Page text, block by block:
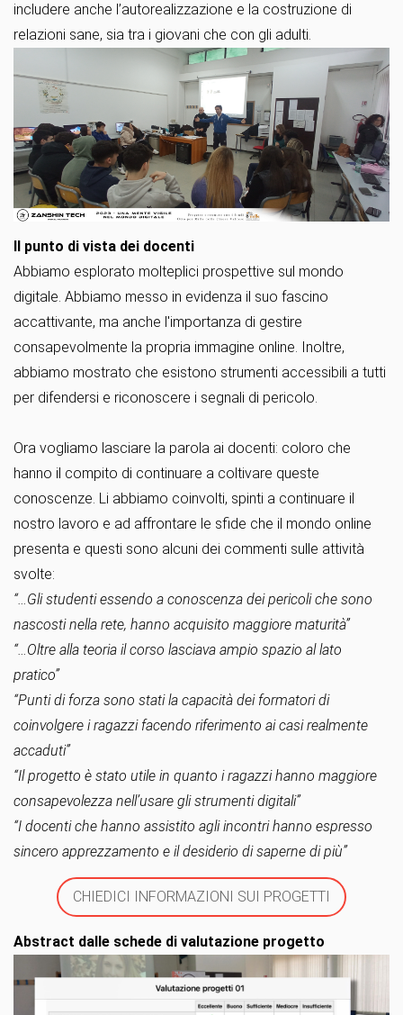
includere anche l’autorealizzazione e la costruzione di
relazioni sane, sia tra i giovani che con gli adulti.
Il punto di vista dei docenti
Abbiamo esplorato molteplici prospettive sul mondo
digitale. Abbiamo messo in evidenza il suo fascino
accattivante, ma anche l'importanza di gestire
consapevolmente la propria immagine online. Inoltre,
abbiamo mostrato che esistono strumenti accessibili a tutti
per difendersi e riconoscere i segnali di pericolo.
Ora vogliamo lasciare la parola ai docenti: coloro che
hanno il compito di continuare a coltivare queste
conoscenze. Li abbiamo coinvolti, spinti a continuare il
nostro lavoro e ad affrontare le sfide che il mondo online
presenta e questi sono alcuni dei commenti sulle attività
svolte:
“…Gli studenti essendo a conoscenza dei pericoli che sono
nascosti nella rete, hanno acquisito maggiore maturità”
“…Oltre alla teoria il corso lasciava ampio spazio al lato
pratico”
“Punti di forza sono stati la capacità dei formatori di
coinvolgere i ragazzi facendo riferimento ai casi realmente
accaduti”
“Il progetto è stato utile in quanto i ragazzi hanno maggiore
consapevolezza nell’usare gli strumenti digitali”
“I docenti che hanno assistito agli incontri hanno espresso
sincero apprezzamento e il desiderio di saperne di più”
CHIEDICI INFORMAZIONI SUI PROGETTI
Abstract dalle schede di valutazione progetto